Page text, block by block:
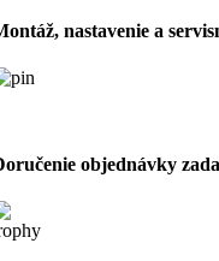
nastavenie a
objednávky